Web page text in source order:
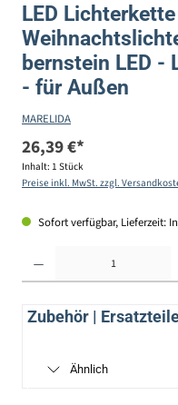
LED
bernstein LED -
- für Außen
MARELIDA
26,39 €*
Inhalt: 1 Stück
Preise inkl. MwSt. zzgl.
Sofort verfügbar, Lieferzeit:
Zubehör |
Ähnlich